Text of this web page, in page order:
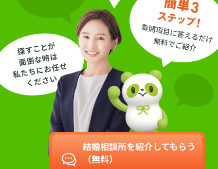
結婚相談所を紹介してもらう
（無料）